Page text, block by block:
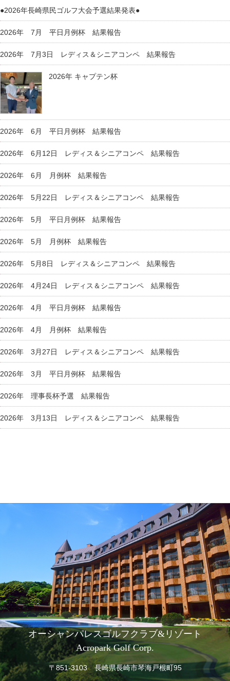
●2026年長崎県民ゴルフ大会予選結果発表●
2026年 7月 平日月例杯 結果報告
2026年 7月3日 レディス＆シニアコンペ 結果報告
2026年 キャプテン杯
2026年 6月 平日月例杯 結果報告
2026年 6月12日 レディス＆シニアコンペ 結果報告
2026年 6月 月例杯 結果報告
2026年 5月22日 レディス＆シニアコンペ 結果報告
2026年 5月 平日月例杯 結果報告
2026年 5月 月例杯 結果報告
2026年 5月8日 レディス＆シニアコンペ 結果報告
2026年 4月24日 レディス＆シニアコンペ 結果報告
2026年 4月 平日月例杯 結果報告
2026年 4月 月例杯 結果報告
2026年 3月27日 レディス＆シニアコンペ 結果報告
2026年 3月 平日月例杯 結果報告
2026年 理事長杯予選 結果報告
2026年 3月13日 レディス＆シニアコンペ 結果報告
オーシャンパレスゴルフクラブ&リゾート
Acropark Golf Corp.
〒851-3103 長崎県長崎市琴海戸根町95